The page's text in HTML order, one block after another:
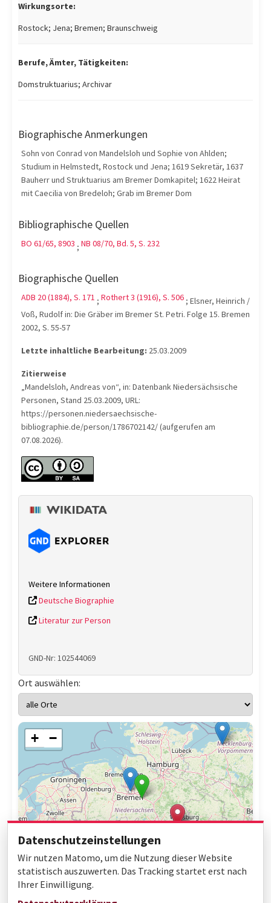
Wirkungsorte:
Rostock; Jena; Bremen; Braunschweig
Berufe, Ämter, Tätigkeiten:
Domstruktuarius; Archivar
Biographische Anmerkungen
Sohn von Conrad von Mandelsloh und Sophie von Ahlden;
Studium in Helmstedt, Rostock und Jena; 1619 Sekretär, 1637
Bauherr und Struktuarius am Bremer Domkapitel; 1622 Heirat
mit Caecilia von Bredeloh; Grab im Bremer Dom
Bibliographische Quellen
BO 61/65, 8903 ; NB 08/70, Bd. 5, S. 232
Biographische Quellen
ADB 20 (1884), S. 171 ; Rothert 3 (1916), S. 506 ; Elsner, Heinrich /
Voß, Rudolf in: Die Gräber im Bremer St. Petri. Folge 15. Bremen
2002, S. 55-57
Letzte inhaltliche Bearbeitung: 25.03.2009
Zitierweise
„Mandelsloh, Andreas von“, in: Datenbank Niedersächsische
Personen, Stand 25.03.2009, URL:
https://personen.niedersaechsische-
bibliographie.de/person/1786702142/ (aufgerufen am
07.08.2026).
Weitere Informationen
Deutsche Biographie
Literatur zur Person
GND-Nr: 102544069
Ort auswählen:
+ −
Datenschutzeinstellungen
Wir nutzen Matomo, um die Nutzung dieser Website
statistisch auszuwerten. Das Tracking startet erst nach
Ihrer Einwilligung.